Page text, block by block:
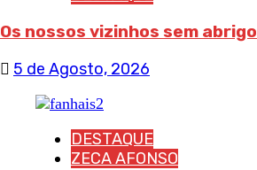
Os nossos vizinhos sem abrigo
5 de Agosto, 2026
DESTAQUE
ZECA AFONSO